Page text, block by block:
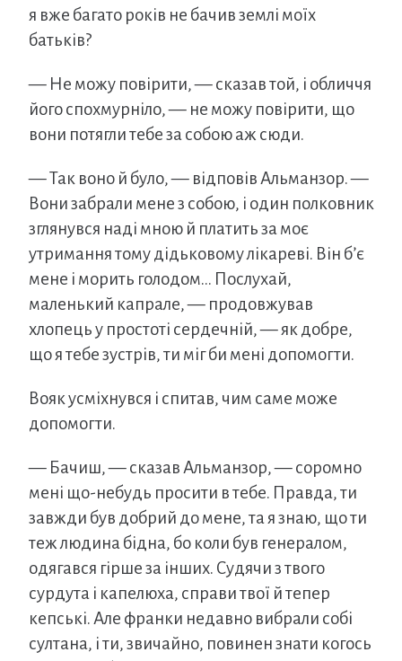
я вже багато років не бачив землі моїх
батьків?
— Не можу повірити, — сказав той, і обличчя
його спохмурніло, — не можу повірити, що
вони потягли тебе за собою аж сюди.
— Так воно й було, — відповів Альманзор. —
Вони забрали мене з собою, і один полковник
зглянувся наді мною й платить за моє
утримання тому дідьковому лікареві. Він б’є
мене і морить голодом… Послухай,
маленький капрале, — продовжував
хлопець у простоті сердечній, — як добре,
що я тебе зустрів, ти міг би мені допомогти.
Вояк усміхнувся і спитав, чим саме може
допомогти.
— Бачиш, — сказав Альманзор, — соромно
мені що-небудь просити в тебе. Правда, ти
завжди був добрий до мене, та я знаю, що ти
теж людина бідна, бо коли був генералом,
одягався гірше за інших. Судячи з твого
сурдута і капелюха, справи твої й тепер
кепські. Але франки недавно вибрали собі
султана, і ти, звичайно, повинен знати когось